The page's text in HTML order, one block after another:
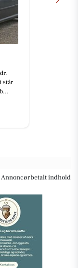
står
Annoncørbetalt indhold